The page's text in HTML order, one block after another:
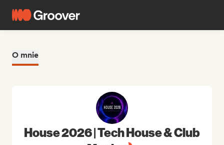
O mnie
House 2026 | Tech House & Club